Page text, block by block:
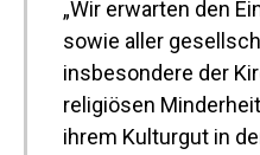
„Wir erwarten den
sowie aller
insbesondere der
religiösen
ihrem Kulturgut in